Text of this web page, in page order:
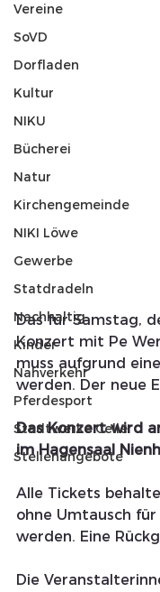
Vereine
SoVD
Dorfladen
Kultur
NIKU
Bücherei
Natur
Kirchengemeinde
NIKI Löwe
Gewerbe
Statdradeln
Nachhaltig
Kinder
Nahverkehr
Pferdesport
Stadtwerke Celle
Stellenangebote
Das für Samstag,
Konzert mit Pe
muss aufgrund
werden. Der neue
Das Konzert wird
im Hagensaal
Alle Tickets
ohne Umtausch
werden. Eine
Die